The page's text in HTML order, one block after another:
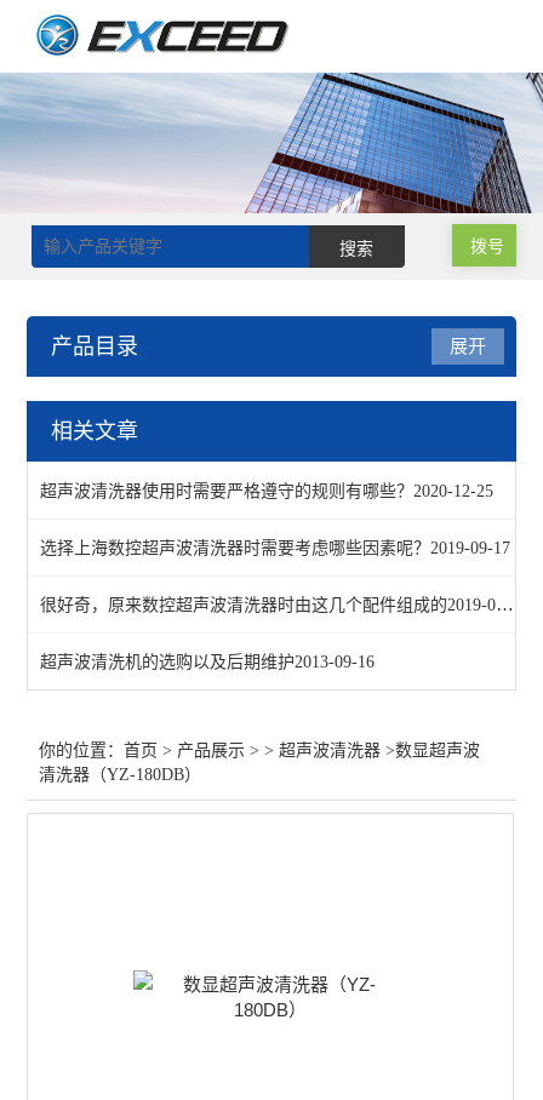
拨号
产品目录
超声波清洗器
查看全部 >>
展开
相关文章
超声波清洗器使用时需要严格遵守的规则有哪些？ 2020-12-25
选择上海数控超声波清洗器时需要考虑哪些因素呢？ 2019-09-17
很好奇，原来数控超声波清洗器时由这几个配件组成的2019-07-09
超声波清洗机的选购以及后期维护2013-09-16
你的位置：首页 > 产品展示 > >超声波清洗器 >数显超声波
清洗器（YZ-180DB）